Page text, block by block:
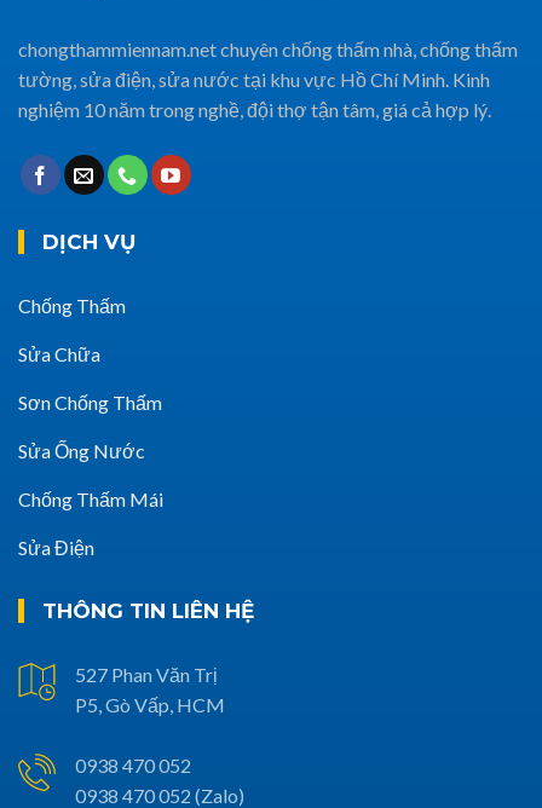
chongthammiennam.net chuyên chống thấm nhà, chống thấm
tường, sửa điện, sửa nước tại khu vực Hồ Chí Minh. Kinh
nghiệm 10 năm trong nghề, đội thợ tận tâm, giá cả hợp lý.
DỊCH VỤ
Chống Thấm
Sửa Chữa
Sơn Chống Thấm
Sửa Ống Nước
Chống Thấm Mái
Sửa Điện
THÔNG TIN LIÊN HỆ
527 Phan Văn Trị
P5, Gò Vấp, HCM
0938 470 052
0938 470 052 (Zalo)